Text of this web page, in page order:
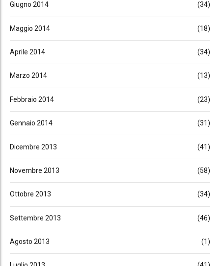
Giugno 2014 (34)
Maggio 2014 (18)
Aprile 2014 (34)
Marzo 2014 (13)
Febbraio 2014 (23)
Gennaio 2014 (31)
Dicembre 2013 (41)
Novembre 2013 (58)
Ottobre 2013 (34)
Settembre 2013 (46)
Agosto 2013 (1)